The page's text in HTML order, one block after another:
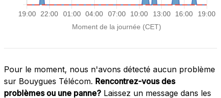
Pour le moment, nous n'avons détecté aucun problème
sur Bouygues Télécom. Rencontrez-vous des
problèmes ou une panne? Laissez un message dans les